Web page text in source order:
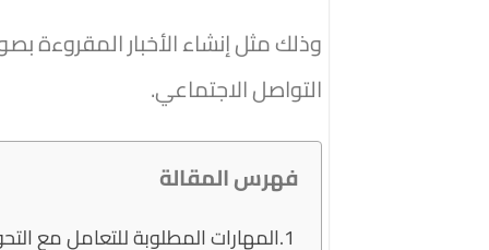
وذلك مثل إنشاء الأخبار المقروءة
التواصل الاجتماعي.
فهرس المقالة
المهارات المطلوبة للتعامل مع